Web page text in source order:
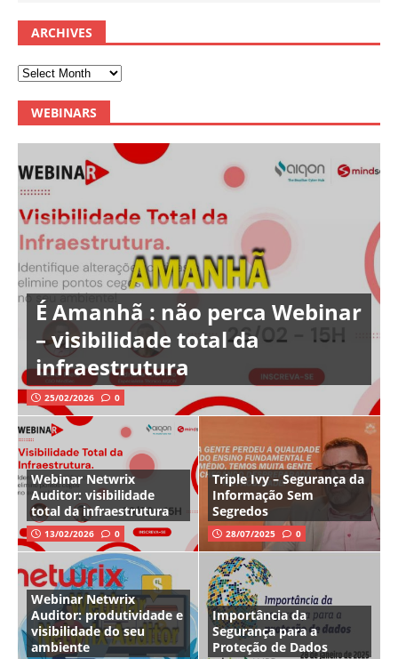
ARCHIVES
WEBINARS
É Amanhã : não perca Webinar
– visibilidade total da
infraestrutura
25/02/2026 0
Webinar Netwrix
Auditor: visibilidade
total da infraestrutura
13/02/2026 0
Triple Ivy – Segurança da
Informação Sem
Segredos
28/07/2025 0
Webinar Netwrix
Auditor: produtividade e
visibilidade do seu
ambiente
Importância da
Segurança para a
Proteção de Dados